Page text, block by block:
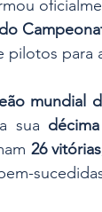
pilotos para
mundial
sua
26